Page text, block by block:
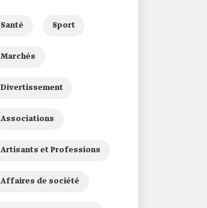
Santé Sport
Marchés
Divertissement
Associations
Artisants et Professions
Affaires de société